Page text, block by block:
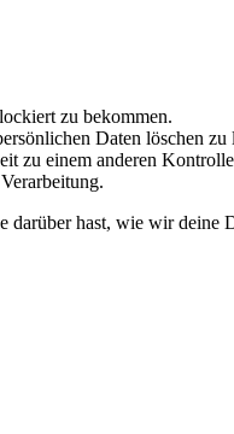
zu bekommen.
Daten löschen zu
zu einem anderen
darüber hast, wie wir deine